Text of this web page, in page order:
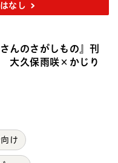
なし
んのさがしもの』刊
大久保雨咲×かじり
け